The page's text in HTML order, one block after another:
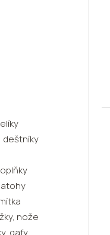
deštníky
nože
gafy